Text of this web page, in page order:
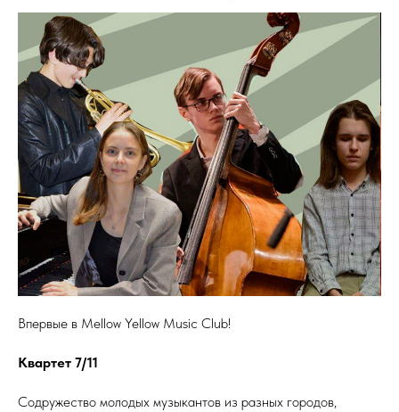
Впервые в Mellow Yellow Music Club!
Квартет 7/11
Содружество молодых музыкантов из разных городов,